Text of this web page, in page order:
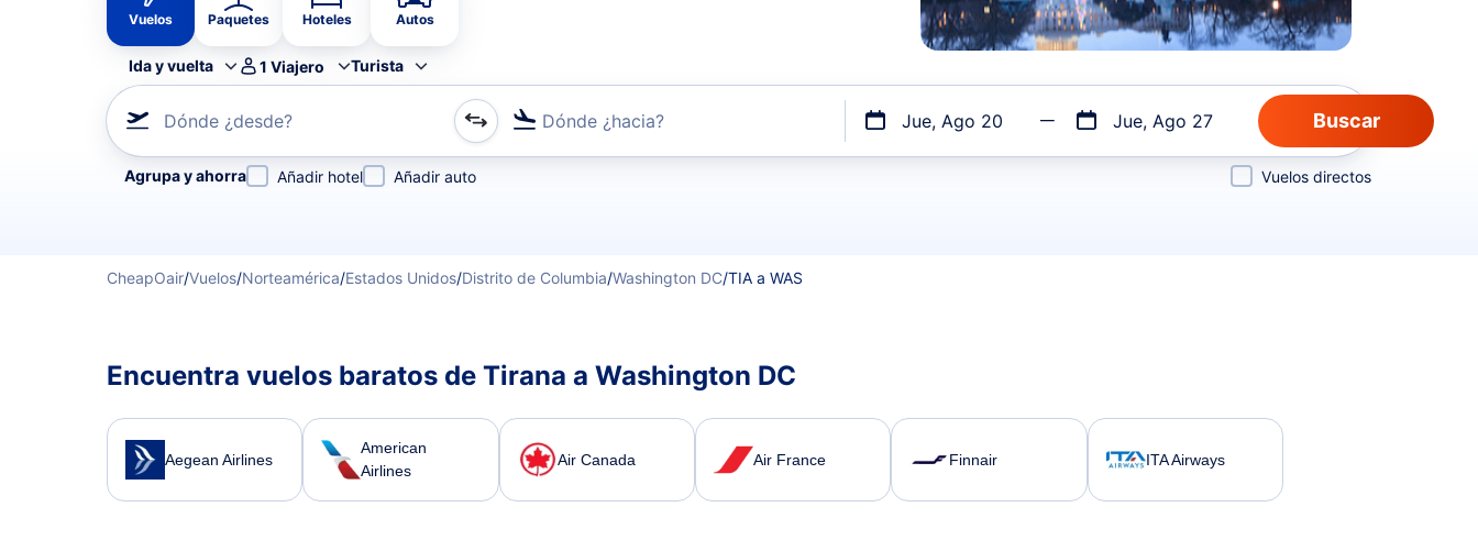
Vuelos Paquetes Hoteles Autos
Ida y vuelta 1 Viajero Turista
Dónde ¿desde? Dónde ¿hacia? Jue, Ago 20 Jue, Ago 27
Refina tu búsqueda por aerolínea, por ciudad o aeropuerto o por vuelos directos
Agrupa y ahorra Añadir hotel Añadir auto Vuelos directos
CheapOair/Vuelos/Norteamérica/Estados Unidos/Distrito de Columbia/Washington DC/TIA a WAS
Encuentra vuelos baratos de Tirana a Washington DC
Aegean Airlines
American
Airlines
Air Canada Air France Finnair ITA Airways